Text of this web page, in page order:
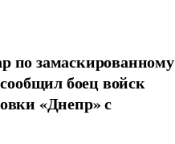
по замаскированному
боец войск
«Днепр» с